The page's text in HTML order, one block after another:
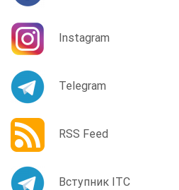
Instagram
Telegram
RSS Feed
Вступник ІТС